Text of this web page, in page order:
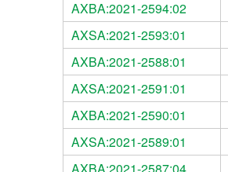
AXBA:2021-2594:02
AXSA:2021-2593:01
AXBA:2021-2588:01
AXSA:2021-2591:01
AXBA:2021-2590:01
AXSA:2021-2589:01
AXBA:2021-2587:04